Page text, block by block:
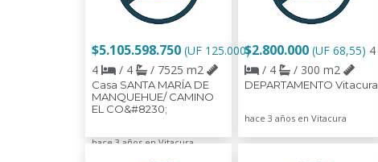
$5.105.598.750 (UF 125.000)
4
/ 4 / 7525 m2
Casa SANTA MARÍA DE
MANQUEHUE/ CAMINO
EL CO&#8230;
hace 3 años en Vitacura
$2.800.000 (UF 68,55) 4
/ 4
/ 300 m2
DEPARTAMENTO Vitacura
hace 3 años en Vitacura